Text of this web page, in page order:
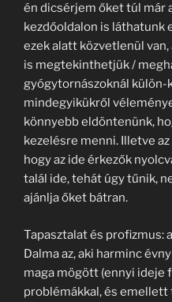
én dicsérjem őket túl már
kezdőoldalon is láthatunk
ezek alatt közvetlenül
is megtekinthetjük /
gyógytornászoknál külön-
mindegyikükről
könnyebb eldöntenünk,
kezelésre menni. Illetve
hogy az ide érkezők
talál ide, tehát úgy tűnik,
ajánlja őket bátran.
Tapasztalat és profizmus:
Dalma az, aki harminc
maga mögött (ennyi ideje
problémákkal, és emellett